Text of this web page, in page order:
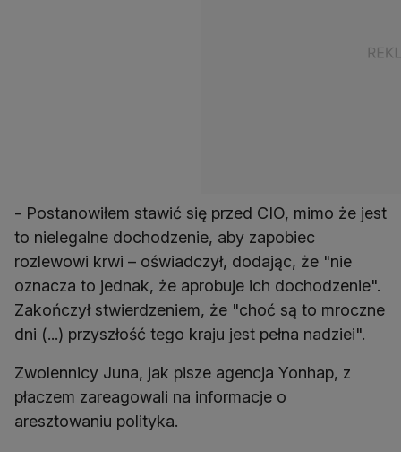
- Postanowiłem stawić się przed CIO, mimo że jest
to nielegalne dochodzenie, aby zapobiec
rozlewowi krwi – oświadczył, dodając, że "nie
oznacza to jednak, że aprobuje ich dochodzenie".
Zakończył stwierdzeniem, że "choć są to mroczne
dni (...) przyszłość tego kraju jest pełna nadziei".
Zwolennicy Juna, jak pisze agencja Yonhap, z
płaczem zareagowali na informacje o
aresztowaniu polityka.